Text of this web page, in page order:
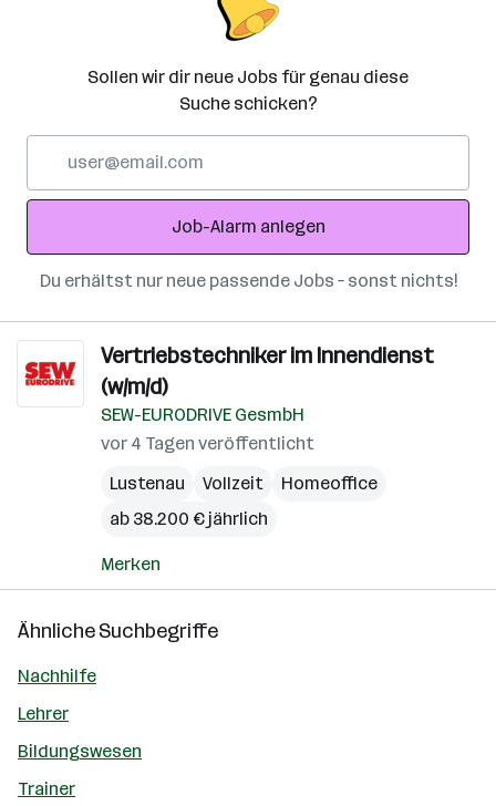
Sollen wir dir neue Jobs für genau diese
Suche schicken?
Adresse
Job-Alarm anlegen
Du erhältst nur neue passende Jobs – sonst nichts!
Vertriebstechniker im Innendienst
(w/m/d)
SEW-EURODRIVE GesmbH
vor 4 Tagen veröffentlicht
Lustenau
Vollzeit
Homeoffice
ab 38.200 € jährlich
Merken
Ähnliche Suchbegriffe
Nachhilfe
Lehrer
Bildungswesen
Trainer